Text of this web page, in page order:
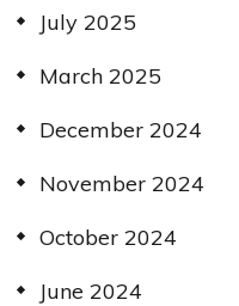
July 2025
March 2025
December 2024
November 2024
October 2024
June 2024